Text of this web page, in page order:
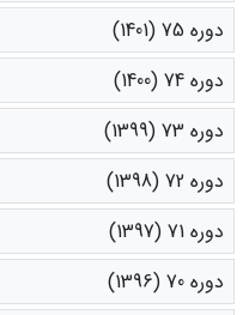
دوره 75 (1401)
دوره 74 (1400)
دوره 73 (1399)
دوره 72 (1398)
دوره 71 (1397)
دوره 70 (1396)